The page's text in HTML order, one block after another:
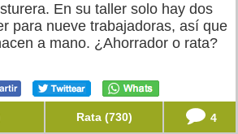
En su taller solo hay dos
para nueve trabajadoras, así que
a mano. ¿Ahorrador o rata?
Rata (730) 4